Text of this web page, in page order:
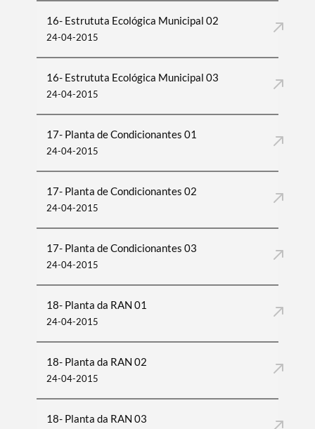
Termo de Pesquisa
Categorias gerais
Filtros
16- Estrututa Ecológica Municipal 02
24-04-2015
16- Estrututa Ecológica Municipal 03
24-04-2015
17- Planta de Condicionantes 01
24-04-2015
17- Planta de Condicionantes 02
24-04-2015
17- Planta de Condicionantes 03
24-04-2015
18- Planta da RAN 01
24-04-2015
18- Planta da RAN 02
24-04-2015
18- Planta da RAN 03